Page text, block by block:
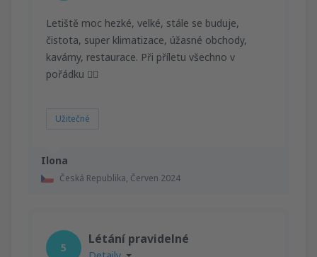
Ilona
Česká Republika, Červen 2024
Letiště moc hezké, velké, stále se buduje,
čistota, super klimatizace, úžasné obchody,
kavárny, restaurace. Při příletu všechno v
pořádku 👍🏻
Užitečné
5
Létání pravidelné